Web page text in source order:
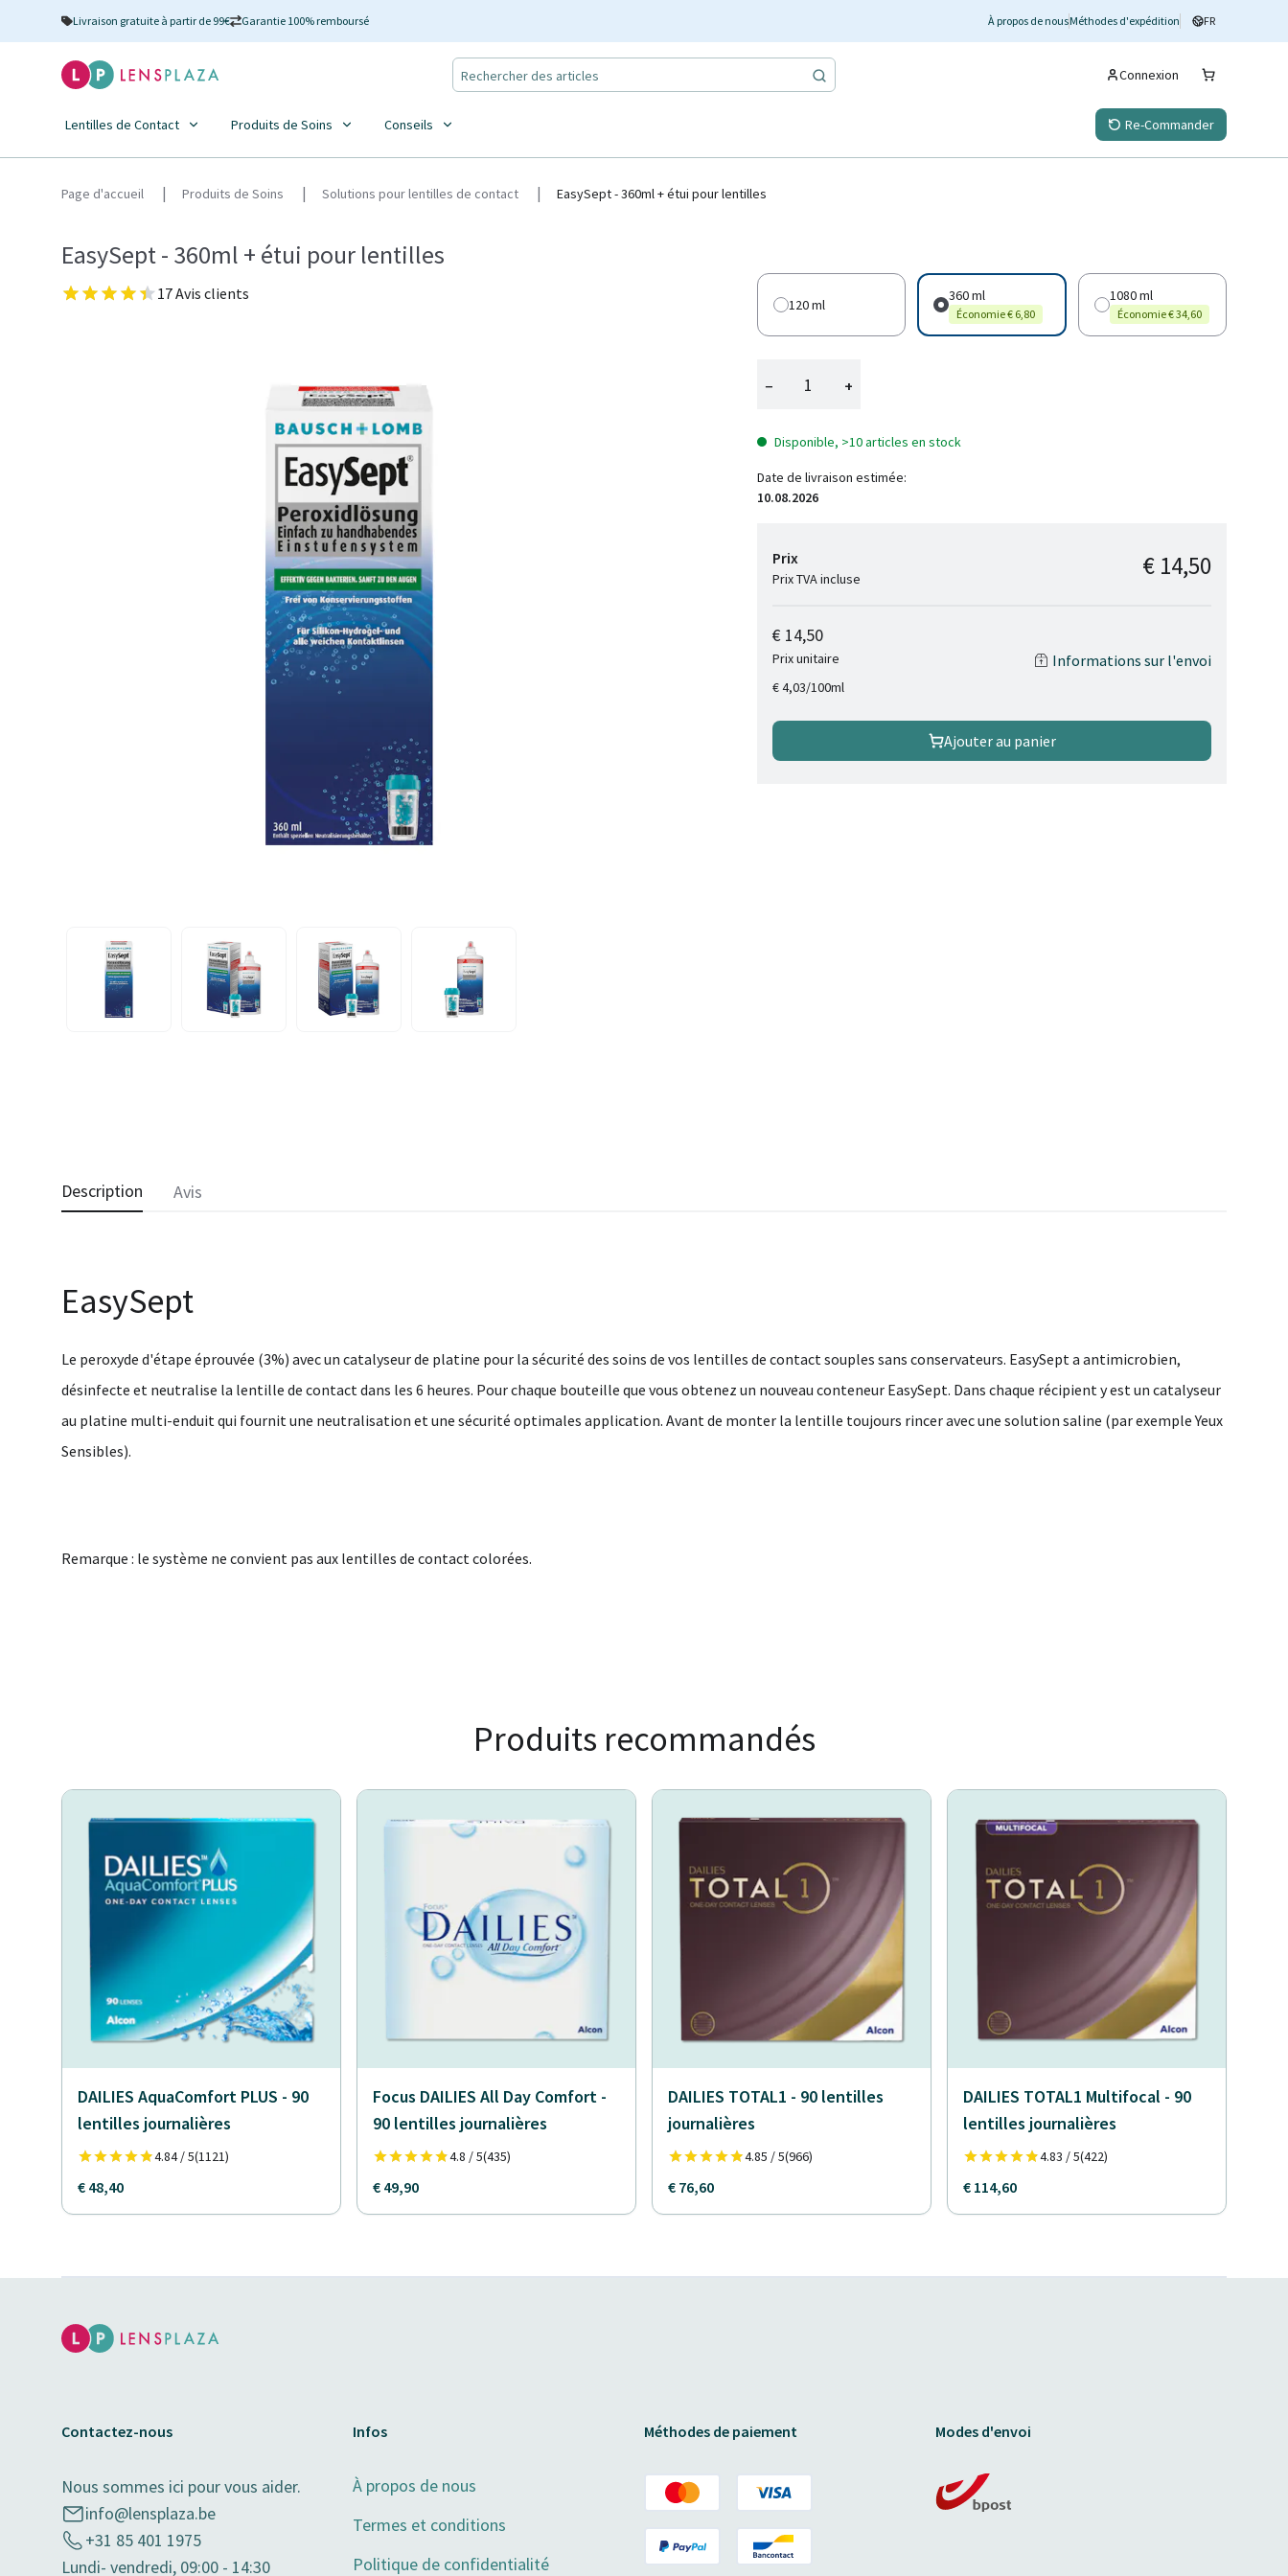
Livraison gratuite à partir de 99€ Garantie 100% remboursé À propos de nousMéthodes d'expédition FR
Connexion
Lentilles de Contact Produits de Soins Conseils Re-Commander
Page d'accueil Produits de Soins Solutions pour lentilles de contact EasySept - 360ml + étui pour lentilles
EasySept - 360ml + étui pour lentilles
17 Avis clients
120 ml
360 ml
Économie € 6,80
1080 ml
Économie € 34,60
− +
Disponible, >10 articles en stock
Date de livraison estimée:
10.08.2026
Prix
Prix TVA incluse € 14,50
€ 14,50
Prix unitaire
€ 4,03/100ml
Informations sur l'envoi
Ajouter au panier
Description
EasySept
Le peroxyde d'étape éprouvée (3%) avec un catalyseur de platine pour la sécurité des soins de vos lentilles de contact souples sans conservateurs. EasySept a antimicrobien,
désinfecte et neutralise la lentille de contact dans les 6 heures. Pour chaque bouteille que vous obtenez un nouveau conteneur EasySept. Dans chaque récipient y est un catalyseur
au platine multi-enduit qui fournit une neutralisation et une sécurité optimales application. Avant de monter la lentille toujours rincer avec une solution saline (par exemple Yeux
Sensibles).
Remarque : le système ne convient pas aux lentilles de contact colorées.
Avis
Produits recommandés
DAILIES AquaComfort PLUS - 90
lentilles journalières
4.84 / 5(1121)
€ 48,40
Focus DAILIES All Day Comfort -
90 lentilles journalières
4.8 / 5(435)
€ 49,90
DAILIES TOTAL1 - 90 lentilles
journalières
4.85 / 5(966)
€ 76,60
DAILIES TOTAL1 Multifocal - 90
lentilles journalières
4.83 / 5(422)
€ 114,60
Contactez-nous
Nous sommes ici pour vous aider.
info@lensplaza.be
+31 85 401 1975
Lundi- vendredi, 09:00 - 14:30
Infos
À propos de nous
Termes et conditions
Politique de confidentialité
Méthodes de paiement Modes d'envoi